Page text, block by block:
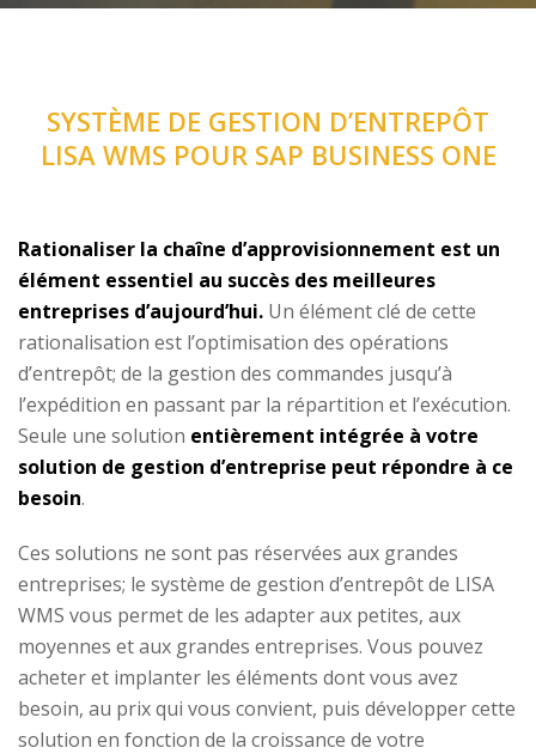
SYSTÈME DE GESTION D’ENTREPÔT
LISA WMS POUR SAP BUSINESS ONE
Rationaliser la chaîne d’approvisionnement est un
élément essentiel au succès des meilleures
entreprises d’aujourd’hui. Un élément clé de cette
rationalisation est l’optimisation des opérations
d’entrepôt; de la gestion des commandes jusqu’à
l’expédition en passant par la répartition et l’exécution.
Seule une solution entièrement intégrée à votre
solution de gestion d’entreprise peut répondre à ce
besoin.
Ces solutions ne sont pas réservées aux grandes
entreprises; le système de gestion d’entrepôt de LISA
WMS vous permet de les adapter aux petites, aux
moyennes et aux grandes entreprises. Vous pouvez
acheter et implanter les éléments dont vous avez
besoin, au prix qui vous convient, puis développer cette
solution en fonction de la croissance de votre